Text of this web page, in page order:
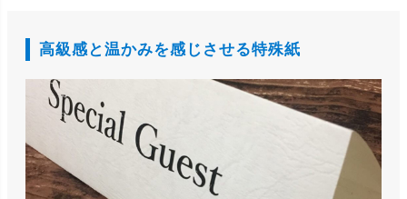
高級感と温かみを感じさせる特殊紙